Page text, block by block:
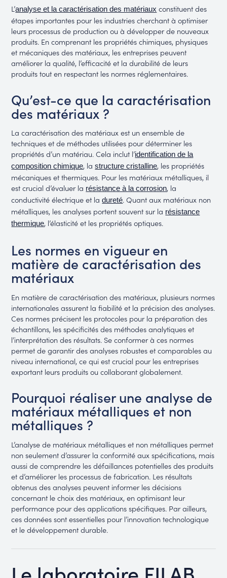
L’analyse et la caractérisation des matériaux constituent des
étapes importantes pour les industries cherchant à optimiser
leurs processus de production ou à développer de nouveaux
produits. En comprenant les propriétés chimiques, physiques
et mécaniques des matériaux, les entreprises peuvent
améliorer la qualité, l’efficacité et la durabilité de leurs
produits tout en respectant les normes réglementaires.
Qu’est-ce que la caractérisation
des matériaux ?
La caractérisation des matériaux est un ensemble de
techniques et de méthodes utilisées pour déterminer les
propriétés d’un matériau. Cela inclut l’identification de la
composition chimique, lastructure cristalline, les propriétés
mécaniques et thermiques. Pour les matériaux métalliques, il
est crucial d’évaluer la résistance à la corrosion, la
conductivité électrique et ladureté. Quant aux matériaux non
métalliques, les analyses portent souvent sur la résistance
thermique, l’élasticité et les propriétés optiques.
Les normes en vigueur en
matière de caractérisation des
matériaux
En matière de caractérisation des matériaux, plusieurs normes
internationales assurent la fiabilité et la précision des analyses.
Ces normes précisent les protocoles pour la préparation des
échantillons, les spécificités des méthodes analytiques et
l’interprétation des résultats. Se conformer à ces normes
permet de garantir des analyses robustes et comparables au
niveau international, ce qui est crucial pour les entreprises
exportant leurs produits ou collaborant globalement.
Pourquoi réaliser une analyse de
matériaux métalliques et non
métalliques ?
L’analyse de matériaux métalliques et non métalliques permet
non seulement d’assurer la conformité aux spécifications, mais
aussi de comprendre les défaillances potentielles des produits
et d’améliorer les processus de fabrication. Les résultats
obtenus des analyses peuvent informer les décisions
concernant le choix des matériaux, en optimisant leur
performance pour des applications spécifiques. Par ailleurs,
ces données sont essentielles pour l’innovation technologique
et le développement durable.